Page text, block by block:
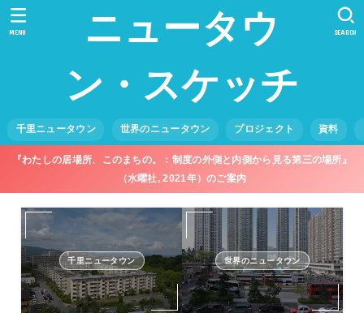
ニュータウ
ン・スケッチ
千里ニュータウン 世界のニュータウン プロジェクト 資料
SEARCH
MENU
『わたしの居場所、このまちの。：制度の外側と内側から見る第三の場所』
（水曜社, 2021年）のご案内
千里ニュータウン 世界のニュータウン